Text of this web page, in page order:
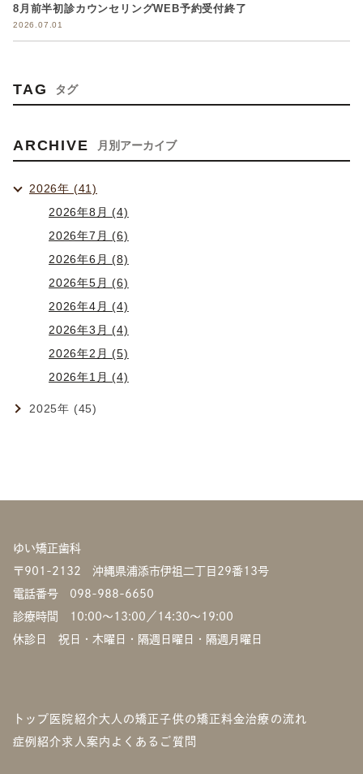
8月前半初診カウンセリングWEB予約受付終了
2026.07.01
TAG タグ
ARCHIVE 月別アーカイブ
2026年 (41)
2026年8月 (4)
2026年7月 (6)
2026年6月 (8)
2026年5月 (6)
2026年4月 (4)
2026年3月 (4)
2026年2月 (5)
2026年1月 (4)
2025年 (45)
ゆい矯正歯科
〒901-2132 沖縄県浦添市伊祖二丁目29番13号
電話番号 098-988-6650
診療時間 10:00〜13:00／14:30〜19:00
休診日 祝日・木曜日・隔週日曜日・隔週月曜日
トップ 医院紹介大人の矯正子供の矯正料金治療の流れ
症例紹介求人案内 よくあるご質問